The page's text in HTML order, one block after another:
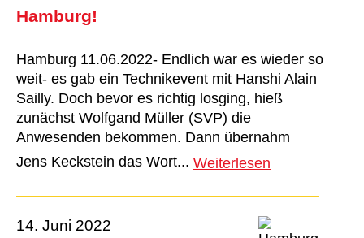
Hamburg!
Hamburg 11.06.2022- Endlich war es wieder so
weit- es gab ein Technikevent mit Hanshi Alain
Sailly. Doch bevor es richtig losging, hieß
zunächst Wolfgand Müller (SVP) die
Anwesenden bekommen. Dann übernahm
Jens Keckstein das Wort... Weiterlesen
14. Juni 2022